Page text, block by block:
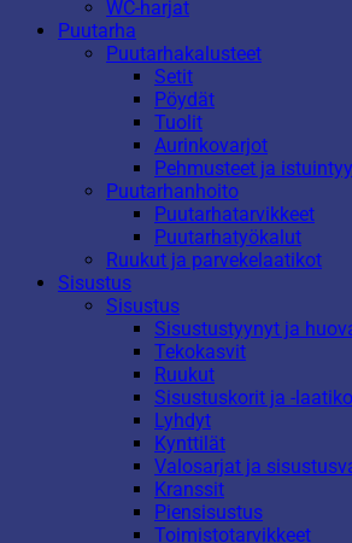
WC-harjat
Puutarha
Puutarhakalusteet
Setit
Pöydät
Tuolit
Aurinkovarjot
Pehmusteet ja
Puutarhanhoito
Puutarhatarvikkeet
Puutarhatyökalut
Ruukut ja parvekelaatikot
Sisustus
Sisustus
Sisustustyynyt ja
Tekokasvit
Ruukut
Sisustuskorit ja -
Lyhdyt
Kynttilät
Valosarjat ja
Kranssit
Piensisustus
Toimistotarvikkeet